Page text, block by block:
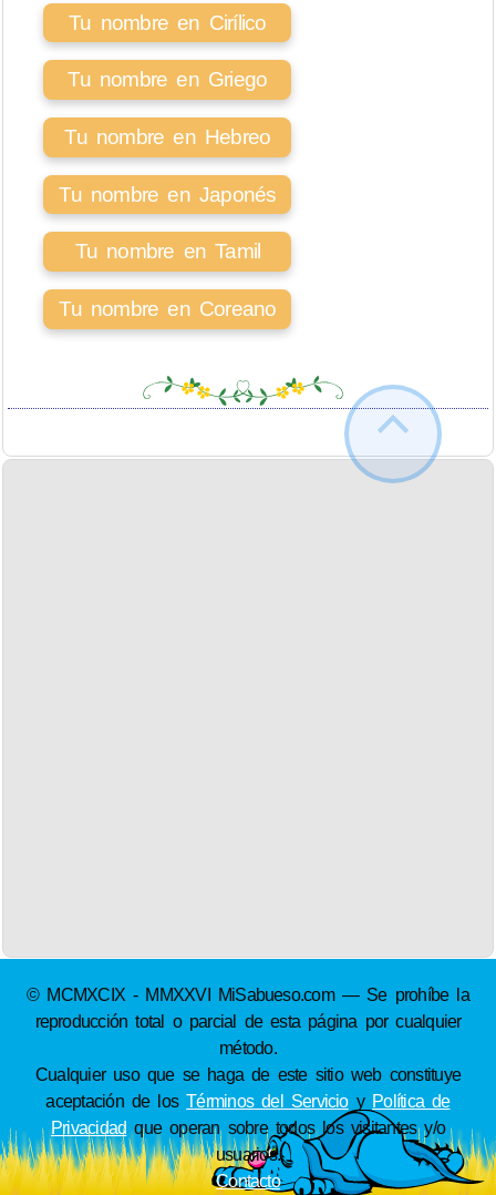
Tu nombre en Cirílico
Tu nombre en Griego
Tu nombre en Hebreo
Tu nombre en Japonés
Tu nombre en Tamil
Tu nombre en Coreano
© MCMXCIX - MMXXVI MiSabueso.com — Se prohíbe la
reproducción total o parcial de esta página por cualquier
método.
Cualquier uso que se haga de este sitio web constituye
aceptación de losTérminos del Servicioy Política de
Privacidad que operan sobre todos los visitantes y/o
usuarios.
Contacto